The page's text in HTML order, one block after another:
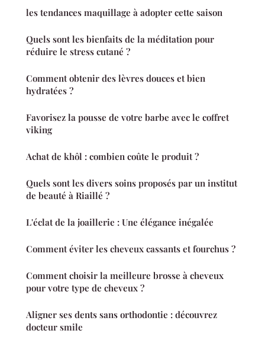
les tendances maquillage à adopter cette saison
Quels sont les bienfaits de la méditation pour
réduire le stress cutané ?
Comment obtenir des lèvres douces et bien
hydratées ?
Favorisez la pousse de votre barbe avec le coffret
viking
Achat de khôl : combien coûte le produit ?
Quels sont les divers soins proposés par un institut
de beauté à Riaillé ?
L'éclat de la joaillerie : Une élégance inégalée
Comment éviter les cheveux cassants et fourchus ?
Comment choisir la meilleure brosse à cheveux
pour votre type de cheveux ?
Aligner ses dents sans orthodontie : découvrez
docteur smile